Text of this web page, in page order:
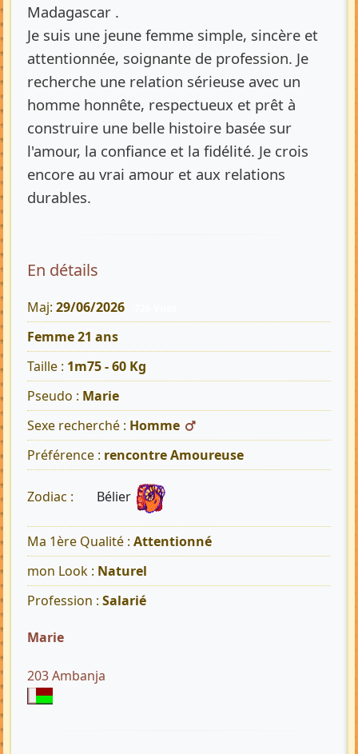
Madagascar .
Je suis une jeune femme simple, sincère et
attentionnée, soignante de profession. Je
recherche une relation sérieuse avec un
homme honnête, respectueux et prêt à
construire une belle histoire basée sur
l'amour, la confiance et la fidélité. Je crois
encore au vrai amour et aux relations
durables.
En détails
Maj: 29/06/2026
Femme 21 ans
Taille : 1m75 - 60 Kg
Pseudo : Marie
Sexe recherché : Homme
Préférence : rencontre Amoureuse
Zodiac : Bélier
Ma 1ère Qualité : Attentionné
mon Look : Naturel
Profession : Salarié
Marie
203 Ambanja